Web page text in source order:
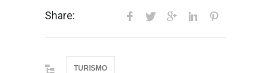
Share:
TURISMO